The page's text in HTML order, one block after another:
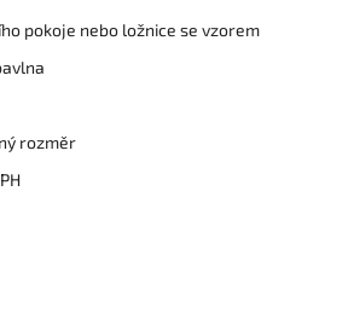
pokoje nebo ložnice se vzorem
rozměr